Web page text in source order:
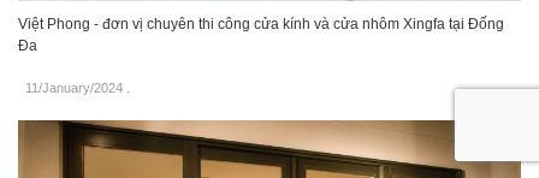
Việt Phong - đơn vị chuyên thi công cửa kính và cửa nhôm Xingfa tại Đống
Đa
11/January/2024